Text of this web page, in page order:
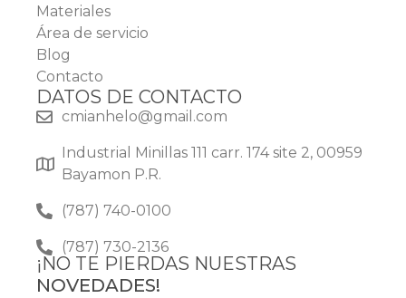
Materiales
Área de servicio
Blog
Contacto
DATOS DE CONTACTO
cmianhelo@gmail.com
Industrial Minillas 111 carr. 174 site 2, 00959
Bayamon P.R.
(787) 740-0100
(787) 730-2136
¡NO TE PIERDAS NUESTRAS
NOVEDADES!